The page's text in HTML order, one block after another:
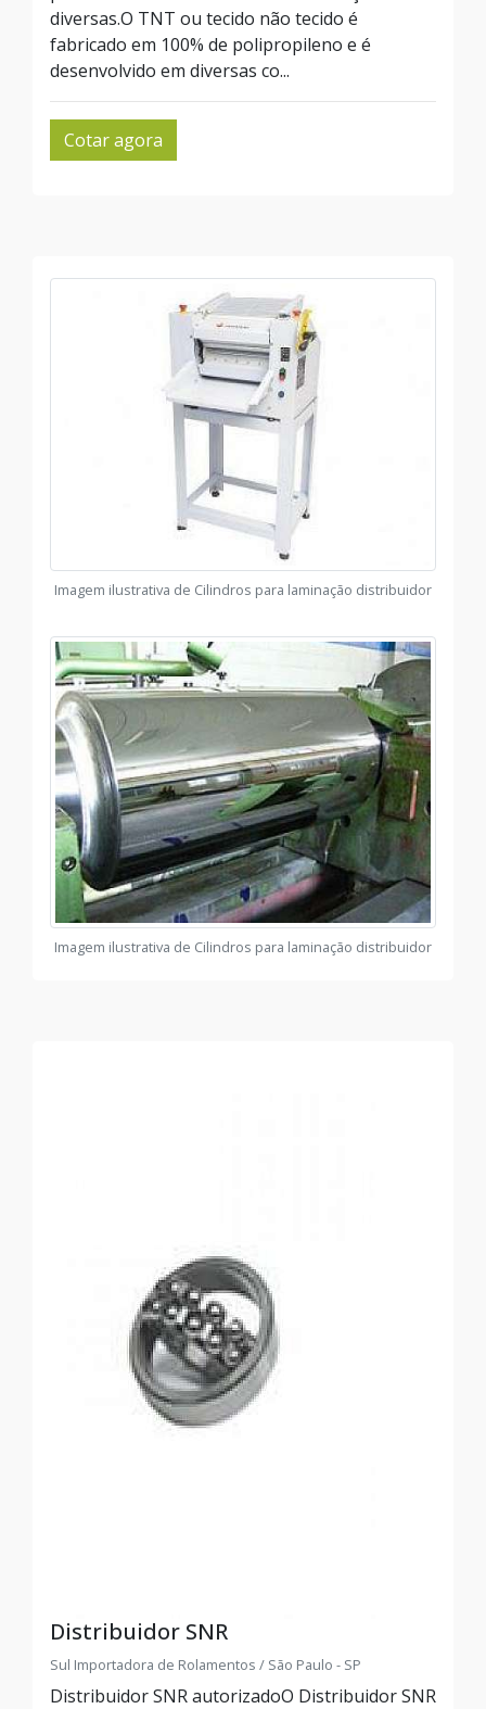
diversas.O TNT ou tecido não tecido é
fabricado em 100% de polipropileno e é
desenvolvido em diversas co...
Cotar agora
Imagem ilustrativa de Cilindros para laminação distribuidor
Imagem ilustrativa de Cilindros para laminação distribuidor
Distribuidor SNR
Sul Importadora de Rolamentos / São Paulo - SP
Distribuidor SNR autorizadoO Distribuidor SNR